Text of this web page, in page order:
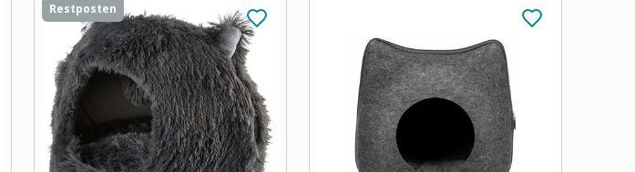
Restposten